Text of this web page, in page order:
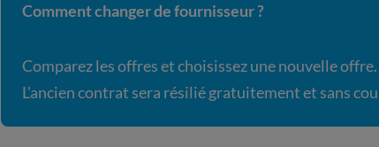
Comment changer de fournisseur ?
Comparez les offres et choisissez une nouvelle offre.
L'ancien contrat sera résilié gratuitement et sans